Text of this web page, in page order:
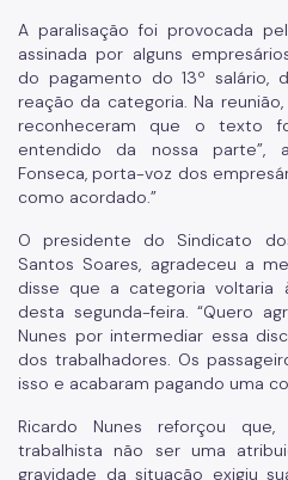
A paralisação foi provocada
assinada por alguns
do pagamento do 13º salário,
reação da categoria. Na
reconheceram que o texto
entendido da nossa parte”,
Fonseca, porta-voz dos
como acordado.”
O presidente do Sindicato
Santos Soares, agradeceu a
disse que a categoria voltaria
desta segunda-feira. “Quero
Nunes por intermediar essa
dos trabalhadores. Os
isso e acabaram pagando uma
Ricardo Nunes reforçou
trabalhista não ser uma
gravidade da situação exigiu